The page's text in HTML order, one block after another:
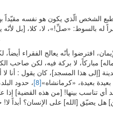
الشخص الّذي يكون هو نفسه مقيّداً
له بالسوط: «صلِّ!»، لا، كلا، [بل
افترضوا بأنّه يعالج الفقراء
مباركاً، لا بركة فيه، لكن
[إلى هذا المسجد]، كان يقول : أنا
بعيدة، «كرمانشاه»[8] ، حدود
أي تناسب بينها! [من هذه القضية] إذا
هل يضيّق [الله] على الإنسان؟ أبداً